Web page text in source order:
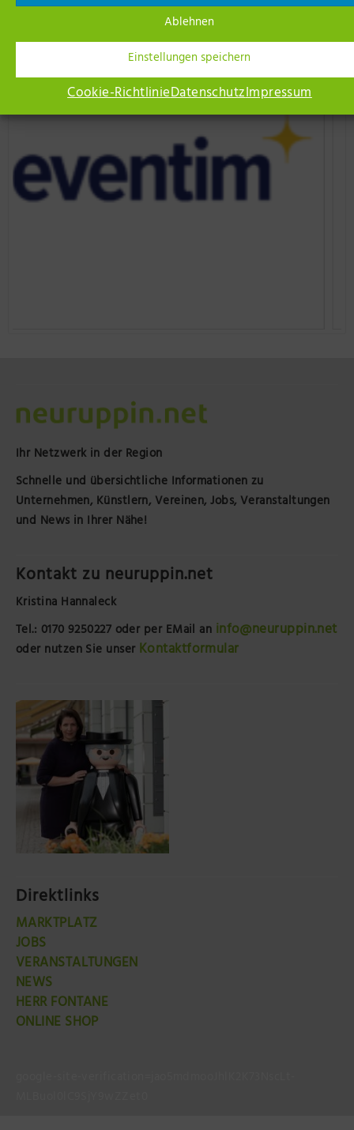
Ablehnen
Einstellungen speichern
Cookie-RichtlinieDatenschutzImpressum
Ihr Netzwerk in der Region
Schnelle und übersichtliche Informationen zu
Unternehmen, Künstlern, Vereinen, Jobs, Veranstaltungen
und News in Ihrer Nähe!
Kontakt zu neuruppin.net
Kristina Hannaleck
Tel.: 0170 9250227 oder per EMail an info@neuruppin.net
oder nutzen Sie unser Kontaktformular
Direktlinks
MARKTPLATZ
JOBS
VERANSTALTUNGEN
NEWS
HERR FONTANE
ONLINE SHOP